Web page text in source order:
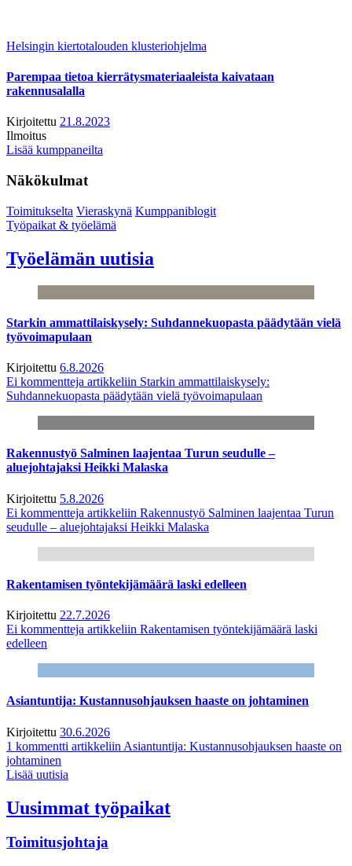
Helsingin kiertotalouden klusteriohjelma
Parempaa tietoa kierrätysmateriaaleista kaivataan
rakennusalalla
Kirjoitettu 21.8.2023
Ilmoitus
Lisää kumppaneilta
Näkökulmat
Toimitukselta Vieraskynä Kumppaniblogit
Työpaikat & työelämä
Työelämän uutisia
Starkin ammattilaiskysely: Suhdannekuopasta päädytään vielä
työvoimapulaan
Kirjoitettu 6.8.2026
Ei kommentteja artikkeliin Starkin ammattilaiskysely:
Suhdannekuopasta päädytään vielä työvoimapulaan
Rakennustyö Salminen laajentaa Turun seudulle –
aluejohtajaksi Heikki Malaska
Kirjoitettu 5.8.2026
Ei kommentteja artikkeliin Rakennustyö Salminen laajentaa Turun
seudulle – aluejohtajaksi Heikki Malaska
Rakentamisen työntekijämäärä laski edelleen
Kirjoitettu 22.7.2026
Ei kommentteja artikkeliin Rakentamisen työntekijämäärä laski
edelleen
Asiantuntija: Kustannusohjauksen haaste on johtaminen
Kirjoitettu 30.6.2026
1 kommentti artikkeliin Asiantuntija: Kustannusohjauksen haaste on
johtaminen
Lisää uutisia
Uusimmat työpaikat
Toimitusjohtaja